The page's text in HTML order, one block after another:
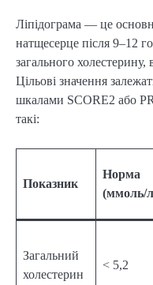
Ліпідограма — це
натщесерце після 9–12
загального
Цільові значення
шкалами SCORE2 або
такі:
Показник
Норма
(ммоль/
Загальний
холестерин
< 5,2